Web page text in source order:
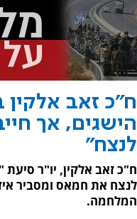
הישגים, אך
לנצח"
ח"כ זאב אלקין, יו"ר
לנצח את חמאס ומסביר
המלחמה.